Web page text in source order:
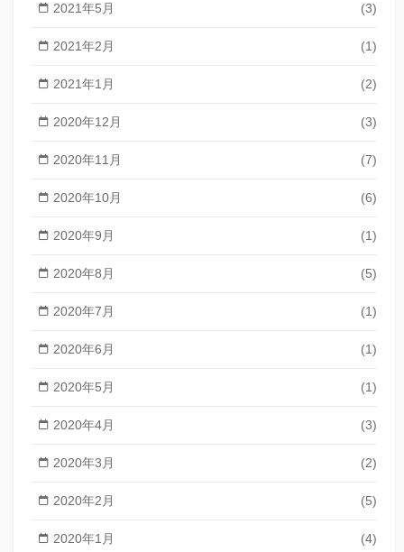
2021年5月 (3)
2021年2月 (1)
2021年1月 (2)
2020年12月 (3)
2020年11月 (7)
2020年10月 (6)
2020年9月 (1)
2020年8月 (5)
2020年7月 (1)
2020年6月 (1)
2020年5月 (1)
2020年4月 (3)
2020年3月 (2)
2020年2月 (5)
2020年1月 (4)